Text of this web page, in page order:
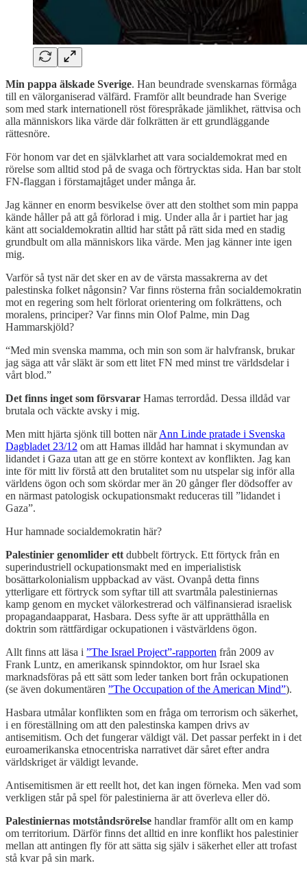
Min pappa älskade Sverige. Han beundrade svenskarnas förmåga
till en välorganiserad välfärd. Framför allt beundrade han Sverige
som med stark internationell röst förespråkade jämlikhet, rättvisa och
alla människors lika värde där folkrätten är ett grundläggande
rättesnöre.
För honom var det en självklarhet att vara socialdemokrat med en
rörelse som alltid stod på de svaga och förtrycktas sida. Han bar stolt
FN-flaggan i förstamajtåget under många år.
Jag känner en enorm besvikelse över att den stolthet som min pappa
kände håller på att gå förlorad i mig. Under alla år i partiet har jag
känt att socialdemokratin alltid har stått på rätt sida med en stadig
grundbult om alla människors lika värde. Men jag känner inte igen
mig.
Varför så tyst när det sker en av de värsta massakrerna av det
palestinska folket någonsin? Var finns rösterna från socialdemokratin
mot en regering som helt förlorat orientering om folkrättens, och
moralens, principer? Var finns min Olof Palme, min Dag
Hammarskjöld?
“Med min svenska mamma, och min son som är halvfransk, brukar
jag säga att vår släkt är som ett litet FN med minst tre världsdelar i
vårt blod.”
Det finns inget som försvarar Hamas terrordåd. Dessa illdåd var
brutala och väckte avsky i mig.
Men mitt hjärta sjönk till botten närAnn Linde pratade i Svenska
Dagbladet 23/12 om att Hamas illdåd har hamnat i skymundan av
lidandet i Gaza utan att ge en större kontext av konflikten. Jag kan
inte för mitt liv förstå att den brutalitet som nu utspelar sig inför alla
världens ögon och som skördar mer än 20 gånger fler dödsoffer av
en närmast patologisk ockupationsmakt reduceras till ”lidandet i
Gaza”.
Hur hamnade socialdemokratin här?
Palestinier genomlider ett dubbelt förtryck. Ett förtyck från en
superindustriell ockupationsmakt med en imperialistisk
bosättarkolonialism uppbackad av väst. Ovanpå detta finns
ytterligare ett förtryck som syftar till att svartmåla palestiniernas
kamp genom en mycket välorkestrerad och välfinansierad israelisk
propagandaapparat, Hasbara. Dess syfte är att upprätthålla en
doktrin som rättfärdigar ockupationen i västvärldens ögon.
Allt finns att läsa i ”The Israel Project”-rapporten från 2009 av
Frank Luntz, en amerikansk spinndoktor, om hur Israel ska
marknadsföras på ett sätt som leder tanken bort från ockupationen
(se även dokumentären ”The Occupation of the American Mind”).
Hasbara utmålar konflikten som en fråga om terrorism och säkerhet,
i en föreställning om att den palestinska kampen drivs av
antisemitism. Och det fungerar väldigt väl. Det passar perfekt in i det
euroamerikanska etnocentriska narrativet där såret efter andra
världskriget är väldigt levande.
Antisemitismen är ett reellt hot, det kan ingen förneka. Men vad som
verkligen står på spel för palestinierna är att överleva eller dö.
Palestiniernas motståndsrörelse handlar framför allt om en kamp
om territorium. Därför finns det alltid en inre konflikt hos palestinier
mellan att antingen fly för att sätta sig själv i säkerhet eller att trofast
stå kvar på sin mark.